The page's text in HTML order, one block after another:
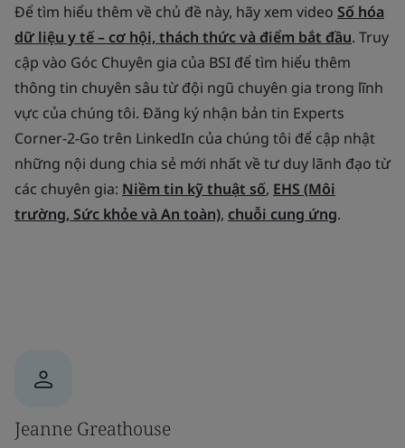
Để tìm hiểu thêm về chủ đề này, hãy xem video Số hóa
dữ liệu y tế – cơ hội, thách thức và điểm bắt đầu. Truy
cập vào Góc Chuyên gia của BSI để tìm hiểu thêm
thông tin chuyên sâu từ đội ngũ chuyên gia trong lĩnh
vực của chúng tôi. Đăng ký nhận bản tin Experts
Corner-2-Go trên LinkedIn của chúng tôi để cập nhật
những nội dung chia sẻ mới nhất về tư duy lãnh đạo từ
các chuyên gia: Niềm tin kỹ thuật số, EHS (Môi
trường, Sức khỏe và An toàn), chuỗi cung ứng.
Jeanne Greathouse